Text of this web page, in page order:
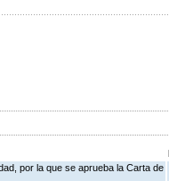
por la que se aprueba la Carta de